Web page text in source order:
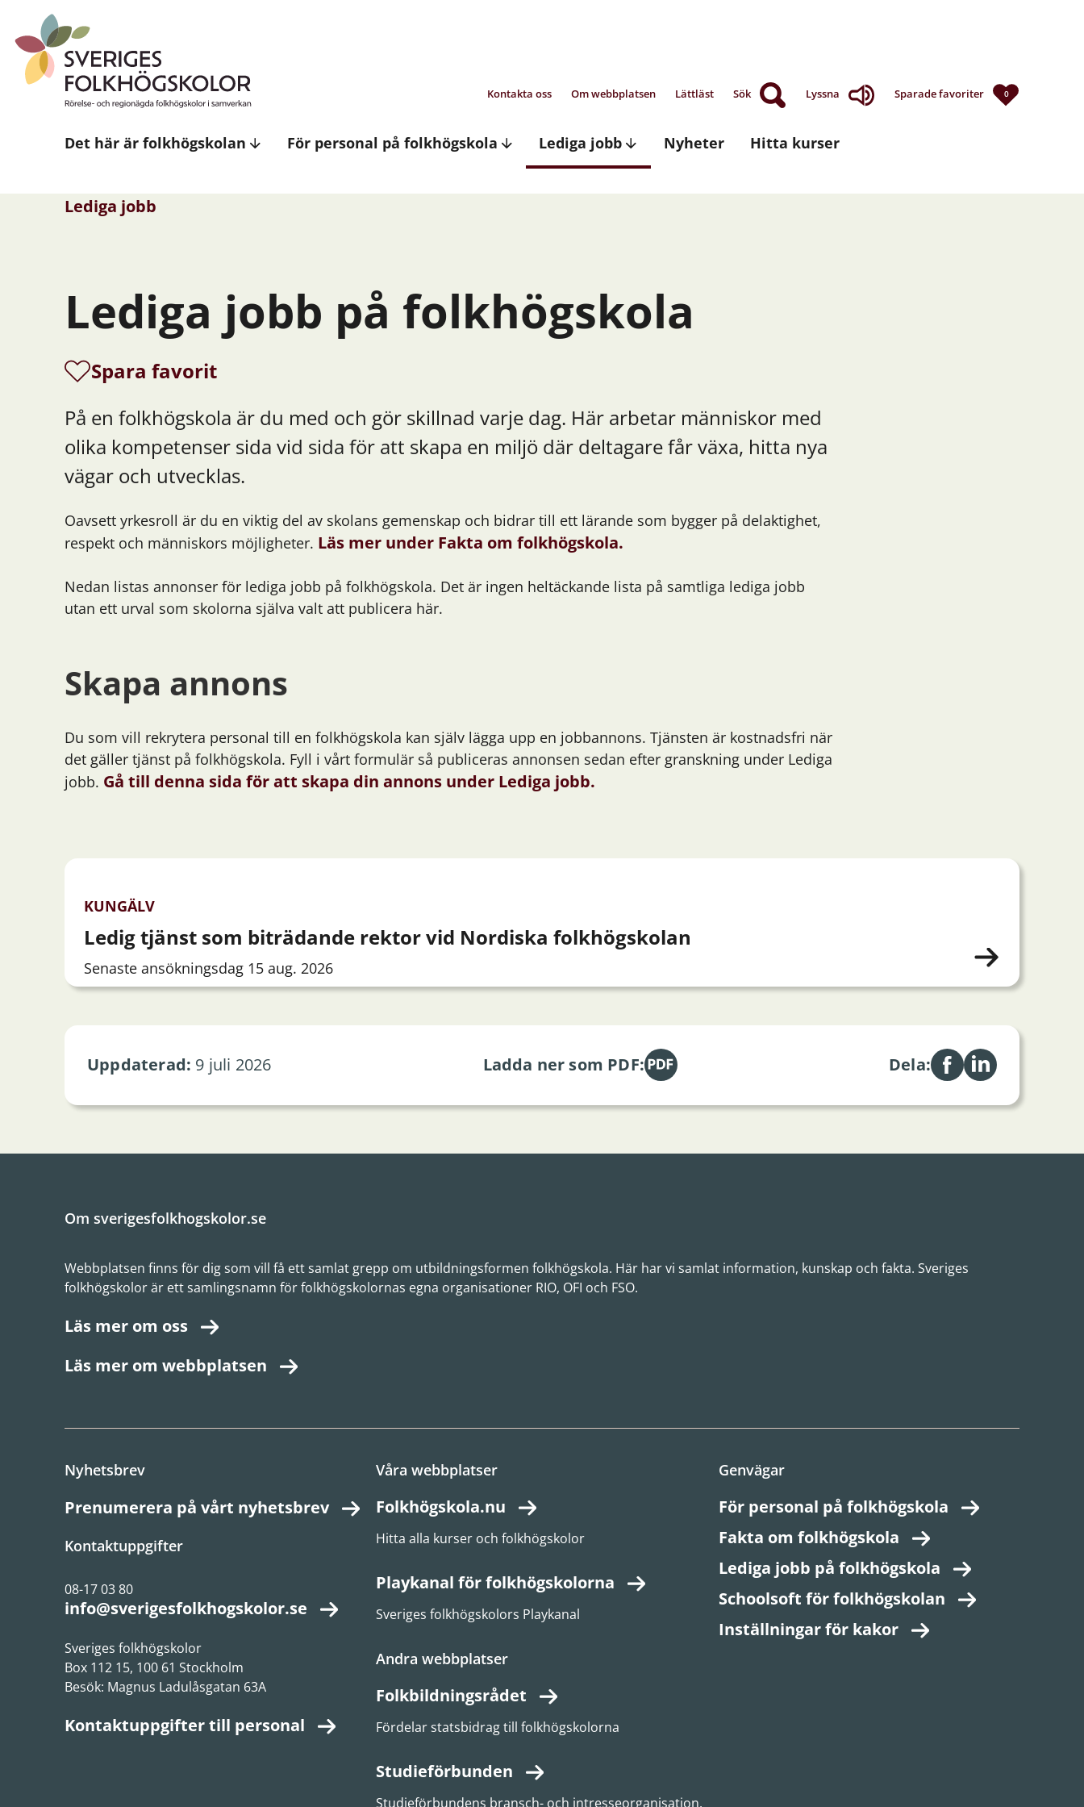
Det här är folkhögskolan För personal på folkhögskola Lediga jobb Nyheter Hitta kurser
Kontakta oss Om webbplatsen Lättläst Sök Lyssna Sparade favoriter 0
Lediga jobb
Lediga jobb på folkhögskola
Spara favorit
På en folkhögskola är du med och gör skillnad varje dag. Här arbetar människor med
olika kompetenser sida vid sida för att skapa en miljö där deltagare får växa, hitta nya
vägar och utvecklas.
Oavsett yrkesroll är du en viktig del av skolans gemenskap och bidrar till ett lärande som bygger på delaktighet,
respekt och människors möjligheter. Läs mer under Fakta om folkhögskola.
Nedan listas annonser för lediga jobb på folkhögskola. Det är ingen heltäckande lista på samtliga lediga jobb
utan ett urval som skolorna själva valt att publicera här.
Skapa annons
Du som vill rekrytera personal till en folkhögskola kan själv lägga upp en jobbannons. Tjänsten är kostnadsfri när
det gäller tjänst på folkhögskola. Fyll i vårt formulär så publiceras annonsen sedan efter granskning under Lediga
jobb. Gå till denna sida för att skapa din annons under Lediga jobb.
KUNGÄLV
Ledig tjänst som biträdande rektor vid Nordiska folkhögskolan
Senaste ansökningsdag 15 aug. 2026
Uppdaterad: 9 juli 2026 Ladda ner som PDF: Dela:
Om sverigesfolkhogskolor.se
Webbplatsen finns för dig som vill få ett samlat grepp om utbildningsformen folkhögskola. Här har vi samlat information, kunskap och fakta. Sveriges
folkhögskolor är ett samlingsnamn för folkhögskolornas egna organisationer RIO, OFI och FSO.
Läs mer om oss
Läs mer om webbplatsen
Nyhetsbrev
Prenumerera på vårt nyhetsbrev
Kontaktuppgifter
08-17 03 80
info@sverigesfolkhogskolor.se
Sveriges folkhögskolor
Box 112 15, 100 61 Stockholm
Besök: Magnus Ladulåsgatan 63A
Kontaktuppgifter till personal
Våra webbplatser
Folkhögskola.nu
Hitta alla kurser och folkhögskolor
Playkanal för folkhögskolorna
Sveriges folkhögskolors Playkanal
Andra webbplatser
Folkbildningsrådet
Fördelar statsbidrag till folkhögskolorna
Studieförbunden
Studieförbundens bransch- och intresseorganisation.
Genvägar
För personal på folkhögskola
Fakta om folkhögskola
Lediga jobb på folkhögskola
Schoolsoft för folkhögskolan
Inställningar för kakor